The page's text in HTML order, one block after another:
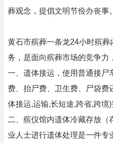
葬观念，提倡文明节俭办丧事。
黄石市殡葬一条龙24小时殡
务，是面向殡葬市场的竞争力
一、遗体接运，使用普通接尸
费、抬尸费、卫生费、尸袋费
体接运,运输,长短途,跨省,跨境)
二、殡仪馆内遗体冷藏存放
业人士进行遗体处理是一件